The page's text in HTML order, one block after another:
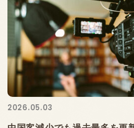
2026.05.03